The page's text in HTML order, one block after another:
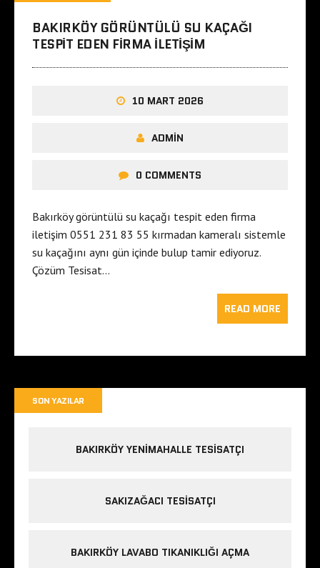
BAKIRKÖY GÖRÜNTÜLÜ SU KAÇAĞI
TESPIT EDEN FIRMA ILETIŞIM
10 MART 2026
ADMIN
0 COMMENTS
Bakırköy görüntülü su kaçağı tespit eden firma
iletişim 0551 231 83 55 kırmadan kameralı sistemle
su kaçağını aynı gün içinde bulup tamir ediyoruz.
Çözüm Tesisat…
READ MORE
SON YAZILAR
BAKIRKÖY YENIMAHALLE TESISATÇI
SAKIZAĞACI TESISATÇI
BAKIRKÖY LAVABO TIKANIKLIĞI AÇMA